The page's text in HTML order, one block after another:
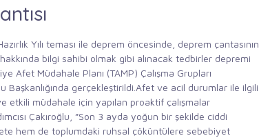
Yılı teması ile deprem öncesinde, deprem çantasının
bilgi sahibi olmak gibi alınacak tedbirler depremi
Afet Müdahale Planı (TAMP) Çalışma Grupları
Başkanlığında gerçekleştirildi.Afet ve acil durumlar ile ilgili
etkili müdahale için yapılan proaktif çalışmalar
Çakıroğlu, ”Son 3 ayda yoğun bir şekilde ciddi
hem de toplumdaki ruhsal çöküntülere sebebiyet